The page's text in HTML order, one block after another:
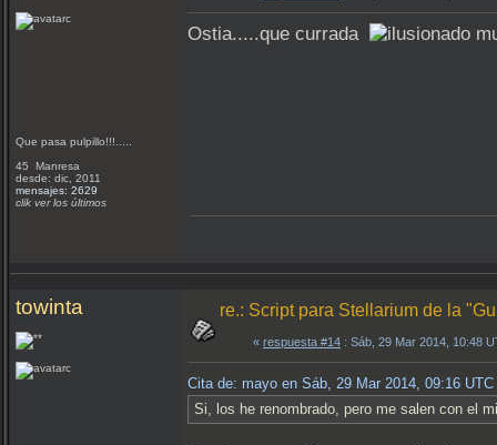
Que pasa pulpillo!!!.....
45 Manresa
desde: dic, 2011
mensajes: 2629
clik ver los últimos
Ostia.....que currada
towinta re.: Script para Stellarium de la
« respuesta #14 : Sáb, 29 Mar 2014, 10:48
Cita de: mayo en Sáb, 29 Mar 2014, 09:16 UTC
Si, los he renombrado, pero me salen con el